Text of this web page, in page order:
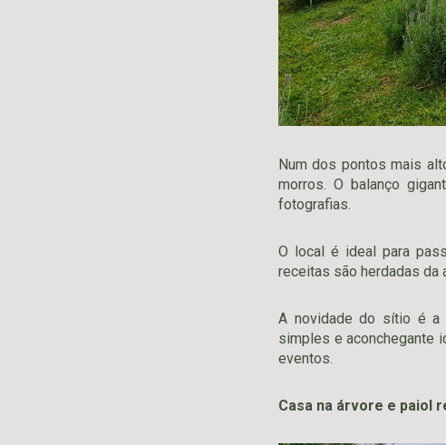
Num dos pontos mais
morros. O balanço
fotografias.
O local é ideal para
receitas são herdadas da
A novidade do sítio é a
simples e aconchegante
eventos.
Casa na árvore e paiol